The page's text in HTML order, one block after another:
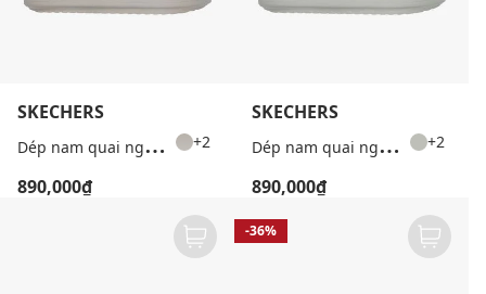
SKECHERS
D
ép nam quai ngang Foamies Arch Fit Horizon +2
890,000₫
SKECHERS
D
ép nam quai ngang Foamies Arch Fit Horizon +2
890,000₫
-36%